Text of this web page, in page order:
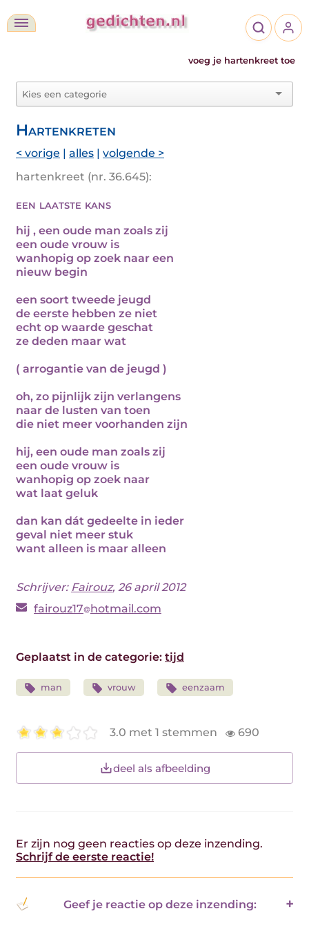
voeg je hartenkreet toe
Hartenkreten
< vorige | alles | volgende >
hartenkreet (nr. 36.645):
een laatste kans
hij , een oude man zoals zij
een oude vrouw is
wanhopig op zoek naar een
nieuw begin
een soort tweede jeugd
de eerste hebben ze niet
echt op waarde geschat
ze deden maar wat
( arrogantie van de jeugd )
oh, zo pijnlijk zijn verlangens
naar de lusten van toen
die niet meer voorhanden zijn
hij, een oude man zoals zij
een oude vrouw is
wanhopig op zoek naar
wat laat geluk
dan kan dát gedeelte in ieder
geval niet meer stuk
want alleen is maar alleen
Schrijver: Fairouz, 26 april 2012
fairouz17 hotmail.com
Geplaatst in de categorie: tijd
man vrouw eenzaam
3.0 met 1 stemmen 690
deel als afbeelding
Er zijn nog geen reacties op deze inzending.
Schrijf de eerste reactie!
Geef je reactie op deze inzending: